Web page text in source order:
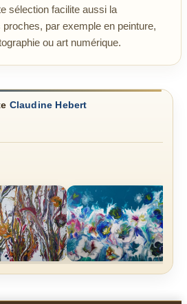
sélection facilite aussi la
par exemple en peinture,
ou art numérique.
Claudine Hebert